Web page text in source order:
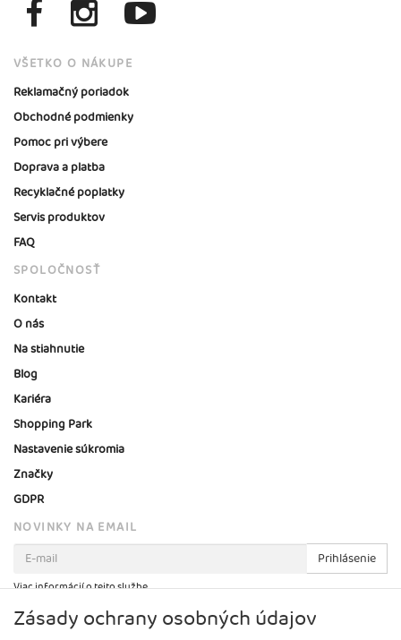
VŠETKO O NÁKUPE
Reklamačný poriadok
Obchodné podmienky
Pomoc pri výbere
Doprava a platba
Recyklačné poplatky
Servis produktov
FAQ
SPOLOČNOSŤ
Kontakt
O nás
Na stiahnutie
Blog
Kariéra
Shopping Park
Nastavenie súkromia
Značky
GDPR
NOVINKY NA EMAIL
Prihlásenie
Viac informácií o tejto službe
Zásady ochrany osobných údajov